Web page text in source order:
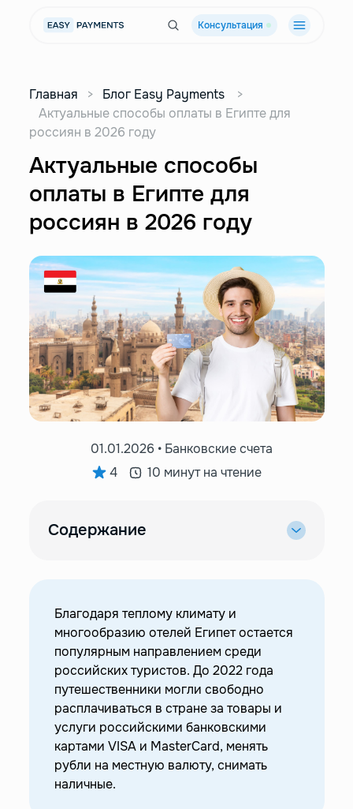
Консультация
Главная > Блог Easy Payments
>
Актуальные способы оплаты в Египте для
россиян в 2026 году
Актуальные способы
оплаты в Египте для
россиян в 2026 году
01.01.2026 • Банковские счета
4
10 минут на чтение
Содержание
Наличные
—Помощь гидов и турфирм
—Иностранные карты
— UnionPay
—
Карты иностранных банков от Easy Payments
—Иностранная карта для поездок по всему
миру
Благодаря теплому климату и
многообразию отелей Египет остается
популярным направлением среди
российских туристов. До 2022 года
путешественники могли свободно
расплачиваться в стране за товары и
услуги российскими банковскими
картами VISA и MasterCard, менять
рубли на местную валюту, снимать
наличные.